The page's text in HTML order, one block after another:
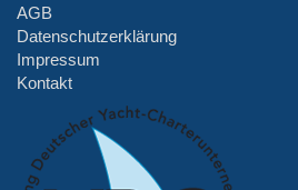
AGB
Datenschutzerklärung
Impressum
Kontakt